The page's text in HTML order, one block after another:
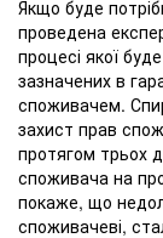
Якщо буде
проведена
процесі якої
зазначених в
споживачем.
захист прав
протягом трьох
споживача на
покаже, що
споживачеві,